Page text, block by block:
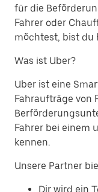
für die
Fahrer oder
möchtest, bist du
Was ist Uber?
Uber ist eine
Fahraufträge von
Fahrer bei einem
kennen.
Unsere Partner
Dir wird ein